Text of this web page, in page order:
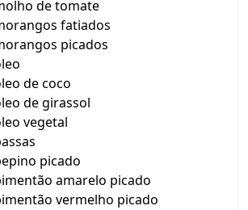
de tomate
fatiados
picados
de coco
de girassol
vegetal
picado
amarelo picado
vermelho picado